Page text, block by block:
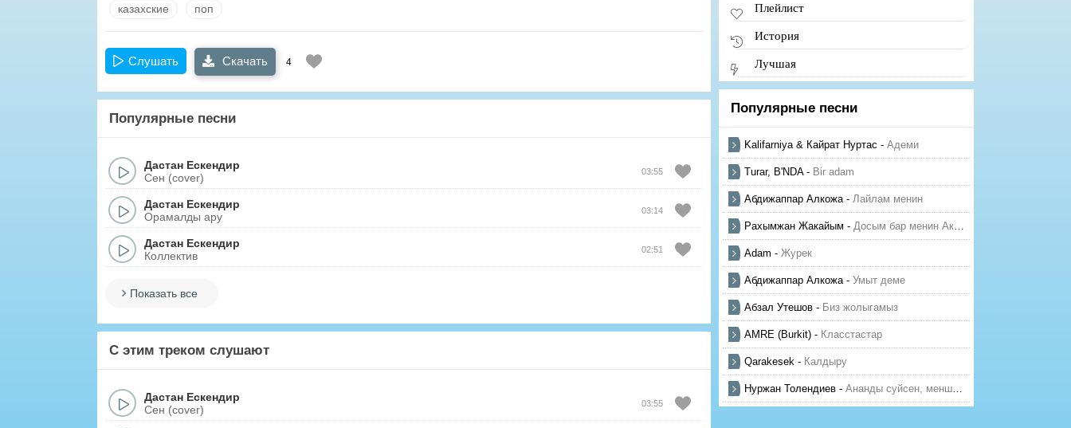
казахские поп
Слушать Скачать 4
Популярные песни
Дастан Ескендир
Сен (cover)
03:55
Дастан Ескендир
Орамалды ару
03:14
Дастан Ескендир
Коллектив
02:51
Показать все
С этим треком слушают
Дастан Ескендир
Сен (cover)
03:55
Плейлист
История
Лучшая
Популярные песни
Kalifarniya & Кайрат Нуртас - Адеми
Turar, B'NDA- Bir adam
Абдижаппар Алкожа- Лайлам менин
Рахымжан Жакайым - Досым бар менин Актауда
Adam - Журек
Абдижаппар Алкожа- Умыт деме
Абзал Утешов - Биз жолыгамыз
AMRE (Burkit) - Класстастар
Qarakesek - Калдыру
Нуржан Толендиев - Ананды суйсен, менше суй